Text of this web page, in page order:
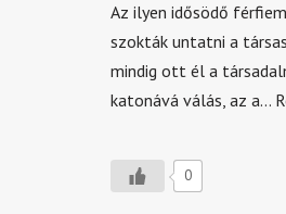
Az ilyen idősödő
szokták untatni a
mindig ott él a
katonává válás, az a…
0